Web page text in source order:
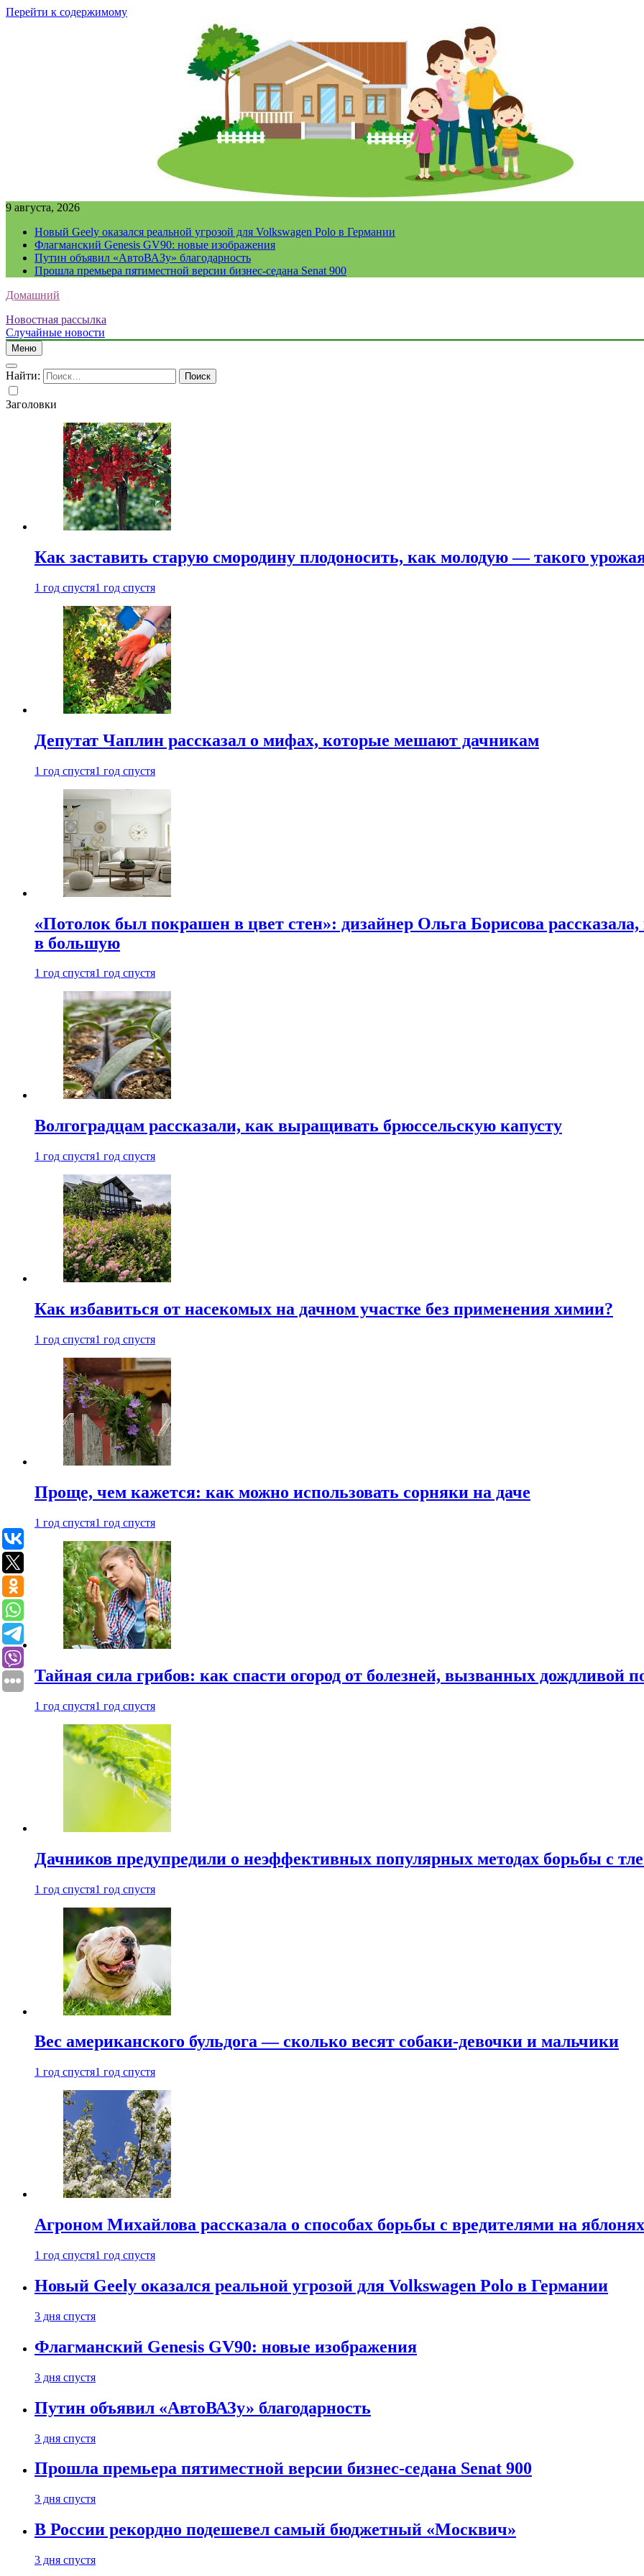
Перейти к содержимому
9 августа, 2026
Новый Geely оказался реальной угрозой для Volkswagen Polo в Германии
Флагманский Genesis GV90: новые изображения
Путин объявил «АвтоВАЗу» благодарность
Прошла премьера пятиместной версии бизнес-седана Senat 900
Домашний
Новостная рассылка
Случайные новости
Меню
Найти:
Заголовки
Как заставить старую смородину плодоносить, как молодую — такого
1 год спустя1 год спустя
Депутат Чаплин рассказал о мифах, которые мешают дачникам
1 год спустя1 год спустя
«Потолок был покрашен в цвет стен»: дизайнер Ольга Борисова
в большую
1 год спустя1 год спустя
Волгоградцам рассказали, как выращивать брюссельскую капусту
1 год спустя1 год спустя
Как избавиться от насекомых на дачном участке без применения химии?
1 год спустя1 год спустя
Проще, чем кажется: как можно использовать сорняки на даче
1 год спустя1 год спустя
Тайная сила грибов: как спасти огород от болезней, вызванных дождливой
1 год спустя1 год спустя
Дачников предупредили о неэффективных популярных методах борьбы с
1 год спустя1 год спустя
Вес американского бульдога — сколько весят собаки-девочки и мальчики
1 год спустя1 год спустя
Агроном Михайлова рассказала о способах борьбы с вредителями на яблонях
1 год спустя1 год спустя
Новый Geely оказался реальной угрозой для Volkswagen Polo в Германии
3 дня спустя
Флагманский Genesis GV90: новые изображения
3 дня спустя
Путин объявил «АвтоВАЗу» благодарность
3 дня спустя
Прошла премьера пятиместной версии бизнес-седана Senat 900
3 дня спустя
В России рекордно подешевел самый бюджетный «Москвич»
3 дня спустя